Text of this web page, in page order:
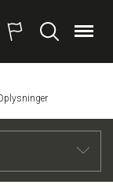
Søg Menu